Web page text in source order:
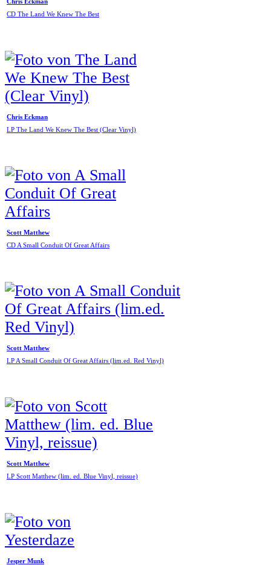
CD The Land We Knew The Best
Chris Eckman
LP The Land We Knew The Best (Clear Vinyl)
Scott Matthew
CD A Small Conduit Of Great Affairs
Scott Matthew
LP A Small Conduit Of Great Affairs (lim.ed. Red Vinyl)
Scott Matthew
LP Scott Matthew (lim. ed. Blue Vinyl, reissue)
Jesper Munk